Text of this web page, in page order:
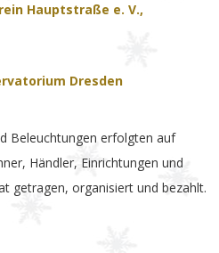
Hauptstraße e. V.,
Dresden
Beleuchtungen erfolgten auf
Händler, Einrichtungen und
getragen, organisiert und bezahlt.